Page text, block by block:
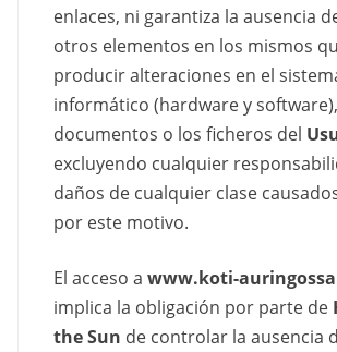
enlaces, ni garantiza la ausencia
otros elementos en los mismos
producir alteraciones en el
informático (hardware y
documentos o los ficheros del
excluyendo cualquier
daños de cualquier clase
por este motivo.
El acceso a www.koti-
implica la obligación por parte de
the Sun de controlar la ausencia